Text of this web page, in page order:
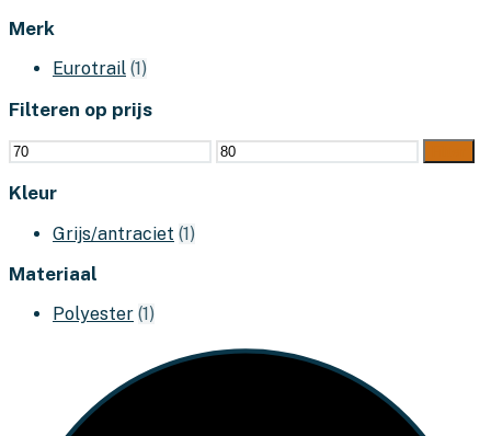
Merk
Eurotrail (1)
Filteren op prijs
Min.
prijs
Max.
prijs
Kleur
Grijs/antraciet (1)
Materiaal
Polyester (1)